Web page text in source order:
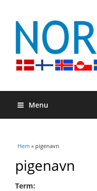
Menu
Du är här
Hem » pigenavn
pigenavn
Term: